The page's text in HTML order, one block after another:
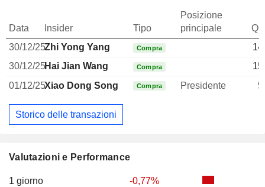
Valutazioni e Performance
1 giorno
-0,77%
Data Insider Tipo
Posizione
principale
30/12/25Zhi Yong Yang Compra
30/12/25Hai Jian Wang Compra
01/12/25Xiao Dong Song Compra Presidente
Storico delle transazioni